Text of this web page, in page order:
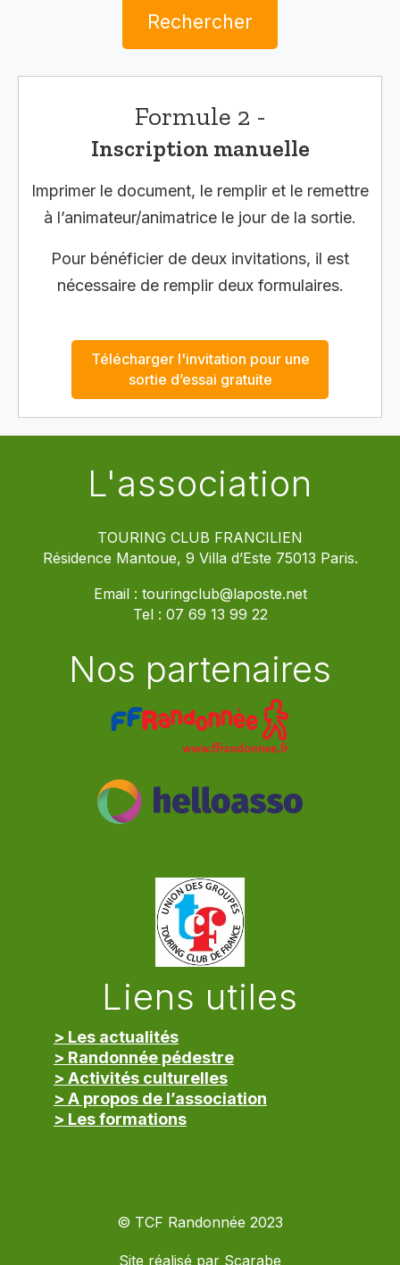
Rechercher
Formule 2 -
Inscription manuelle
Imprimer le document, le remplir et le remettre
à l’animateur/animatrice le jour de la sortie.
Pour bénéficier de deux invitations, il est
nécessaire de remplir deux formulaires.
Télécharger l'invitation pour une
sortie d’essai gratuite
L'association
TOURING CLUB FRANCILIEN
Résidence Mantoue, 9 Villa d’Este 75013 Paris.
Email : touringclub@laposte.net
Tel : 07 69 13 99 22
Nos partenaires
Liens utiles
> Les actualités
> Randonnée pédestre
> Activités culturelles
> A propos de l’association
> Les formations
© TCF Randonnée 2023
Site réalisé par Scarabe